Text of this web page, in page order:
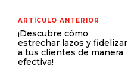
ARTÍCULO ANTERIOR
¡Descubre cómo
estrechar lazos y fidelizar
a tus clientes de manera
efectiva!